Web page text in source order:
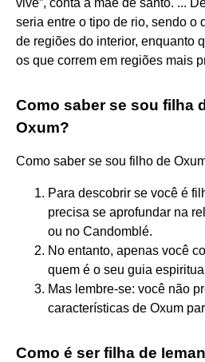
seria entre o tipo de rio, sendo o
de regiões do interior, enquanto
os que correm em regiões mais
Como saber se sou filha
Oxum?
Como saber se sou filho de
Para descobrir se você é
precisa se aprofundar na
ou no Candomblé.
No entanto, apenas você
quem é o seu guia
Mas lembre-se: você não
características de Oxum
Como é ser filha de